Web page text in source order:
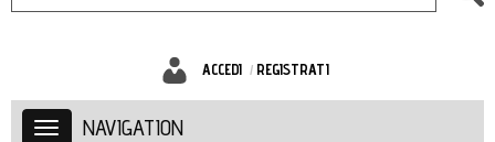
ACCEDI REGISTRATI
NAVIGATION